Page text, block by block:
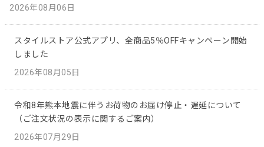
2026年08月06日
スタイルストア公式アプリ、全商品5％OFFキャンペーン開始
しました
2026年08月05日
令和8年熊本地震に伴うお荷物のお届け停止・遅延について
（ご注文状況の表示に関するご案内）
2026年07月29日